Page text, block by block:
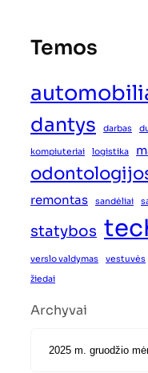
Temos
dantys darbas
kompiuteriai logistika
remontas sandėliai
statybos
verslo valdymas vestuvės
žiedai
Archyvai